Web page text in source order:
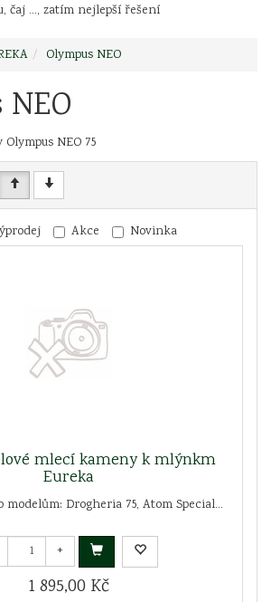
čaj ..., zatím nejlepší řešení
Olympus NEO
NEO 75
Akce Novinka
mlecí kameny k mlýnkm
Eureka
Drogheria 75, Atom Special...
+
1 895,00 Kč